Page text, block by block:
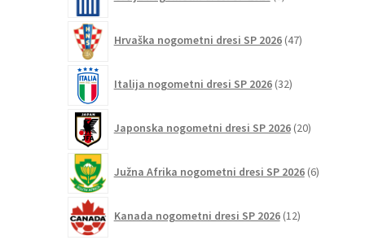
izdelkov
Hrvaška nogometni dresi SP 2026 47izdelkov
Italija nogometni dresi SP 2026 32izdelkov
Japonska nogometni dresi SP 2026 20izdelkov
Južna Afrika nogometni dresi SP 2026 6izdelkov
Kanada nogometni dresi SP 2026 12izdelkov